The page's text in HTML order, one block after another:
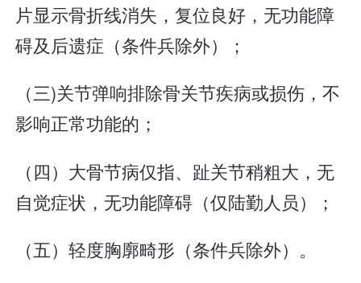
片显示骨折线消失，复位良好，无功能障
碍及后遗症（条件兵除外）；
（三)关节弹响排除骨关节疾病或损伤，不
影响正常功能的；
（四）大骨节病仅指、趾关节稍粗大，无
自觉症状，无功能障碍（仅陆勤人员）；
（五）轻度胸廓畸形（条件兵除外）。